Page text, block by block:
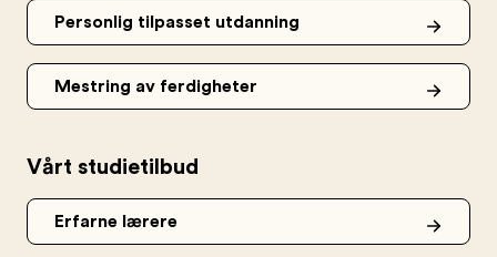
Personlig tilpasset utdanning
Mestring av ferdigheter
Vårt studietilbud
Erfarne lærere